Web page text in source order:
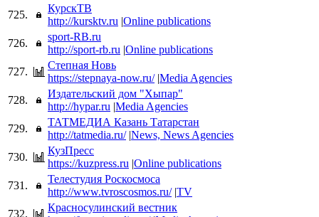
725.
КурскТВ
http://kursktv.ru |Online publications
726.
sport-RB.ru
http://sport-rb.ru |Online publications
727.
Степная Новь
https://stepnaya-now.ru/ |Media Agencies
728.
Издательский дом "Хыпар"
http://hypar.ru |Media Agencies
729.
ТАТМЕДИА Казань Татарстан
http://tatmedia.ru/ |News, News Agencies
730.
КузПресс
https://kuzpress.ru |Online publications
731.
Телестудия Роскосмоса
http://www.tvroscosmos.ru/ |TV
732.
Красносулинский вестник